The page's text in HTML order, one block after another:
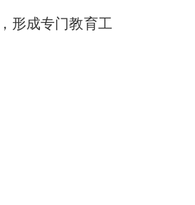
形成专门教育工